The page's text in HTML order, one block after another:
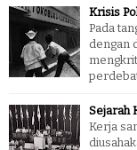
Krisis
Pada
dengan
Sejarah
Kerja